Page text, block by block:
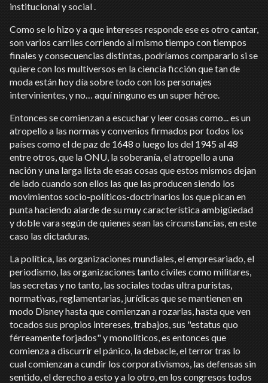
institucional y social .
Como se lo hizo y a que intereses responde ese es otro cantar,
son varios carriles corriendo al mismo tiempo con tiempos
finales y consecuencias distintas, podríamos compararlo si se
quiere con los multiversos en la ciencia ficción que tan de
moda están hoy día sobre todo con los personajes
intervinientes, y no… aquí ninguno es un super héroe.
Entonces se comienzan a escuchar y leer cosas como... es un
atropello a las normas y convenios firmados por todos los
países como el de paz de 1648 o luego los del 1945 al 48
entre otros, que la ONU, la soberanía, el atropello a una
nación y una larga lista de esas cosas que estos mismos dejan
de lado cuando son ellos las que las producen siendo los
movimientos socio-políticos-doctrinarios los que pican en
punta haciendo alarde de su muy característica ambigüedad
y doble vara según de quienes sean las circunstancias, en este
caso las dictaduras.
La política, las organizaciones mundiales, el empresariado, el
periodismo, las organizaciones tanto civiles como militares,
las secretas y no tanto, las sociales todas ultra puristas,
normativas, reglamentarias, jurídicas que se mantienen en
modo Disney hasta que comienzan a rozarlas, hasta que ven
tocados sus propios intereses, trabajos, sus "estatus quo
férreamente forjados" y monolíticos, es entonces que
comienza a discurrir el pánico, la debacle, el terror tras lo
cual comienzan a cundir los corporativismos, las defensas sin
sentido, el derecho a esto y a lo otro, en los congresos todos